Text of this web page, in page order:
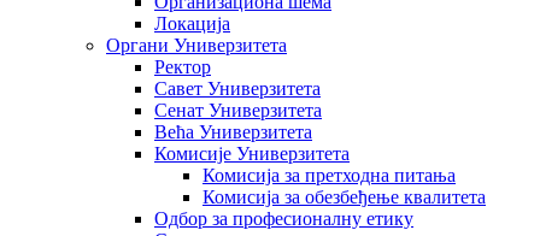
Локација
Органи Универзитета
Ректор
Савет Универзитета
Сенат Универзитета
Већа Универзитета
Комисије Универзитета
Комисија за претходна питања
Комисија за обезбеђење квалитета
Одбор за професионалну етику